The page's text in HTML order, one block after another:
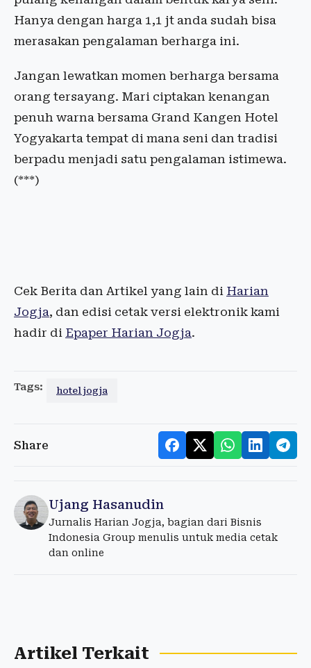
Hanya dengan harga 1,1 jt anda sudah bisa
merasakan pengalaman berharga ini.
Jangan lewatkan momen berharga bersama
orang tersayang. Mari ciptakan kenangan
penuh warna bersama Grand Kangen Hotel
Yogyakarta tempat di mana seni dan tradisi
berpadu menjadi satu pengalaman istimewa.
(***)
Cek Berita dan Artikel yang lain di Harian
Jogja, dan edisi cetak versi elektronik kami
hadir di Epaper Harian Jogja.
Tags: hotel jogja
Share
Ujang Hasanudin
Jurnalis Harian Jogja, bagian dari Bisnis
Indonesia Group menulis untuk media cetak
dan online
Artikel Terkait